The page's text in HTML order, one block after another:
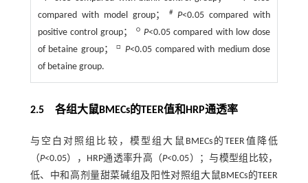
compared with model group；# P<0.05 compared with
positive control group；
○ P<0.05 compared with low dose
of betaine group；□ P<0.05 compared with medium dose
of betaine group.
2.5 各组大鼠BMECs的TEER值和HRP通透率
与空白对照组比较，模型组大鼠BMECs的TEER值降低
（P<0.05），HRP通透率升高（P<0.05）；与模型组比较，
低、中和高剂量甜菜碱组及阳性对照组大鼠BMECs的TEER